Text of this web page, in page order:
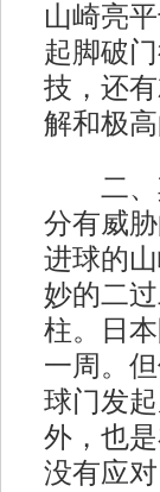
山崎亮
起脚破
技，还
解和极
二、其
分有威
进球的
妙的二
柱。日
一周。
球门发
外，也
没有应